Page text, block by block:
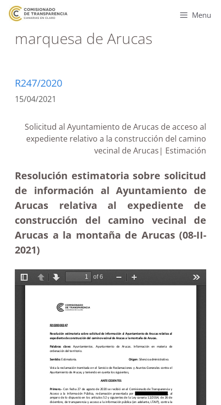
Menu
marquesa de Arucas
R247/2020
15/04/2021
Solicitud al Ayuntamiento de Arucas de acceso al
expediente relativo a la construcción del camino
vecinal de Arucas| Estimación
Resolución estimatoria sobre solicitud
de información al Ayuntamiento de
Arucas relativa al expediente de
construcción del camino vecinal de
Arucas a la montaña de Arucas (08-II-
2021)